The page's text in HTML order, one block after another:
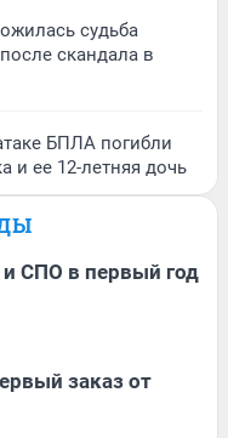
судьба
скандала в
БПЛА погибли
и ее 12-летняя дочь
СПО в первый год
заказ от